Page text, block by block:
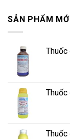
SẢN PHẨM MỚI
Thuốc
Thuốc
Thuốc